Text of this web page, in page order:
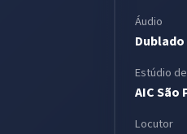
Áudio
Estúdio
AIC São
Locutor